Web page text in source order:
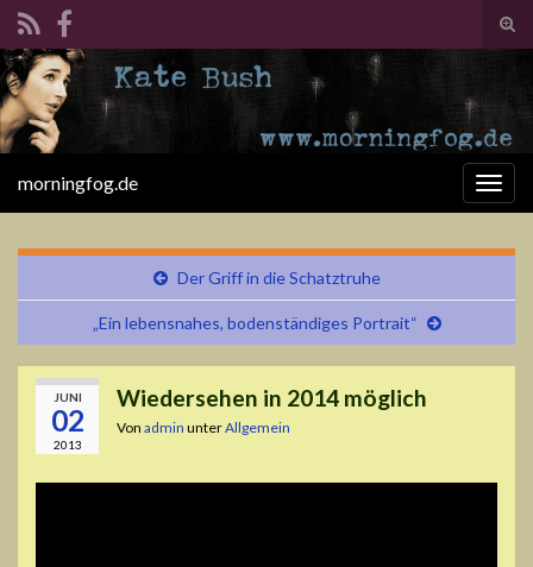
Search for:
morningfog.de
Der Griff in die Schatztruhe
„Ein lebensnahes, bodenständiges Portrait“
JUNI
02
2013
Wiedersehen in 2014 möglich
Von admin unterAllgemein